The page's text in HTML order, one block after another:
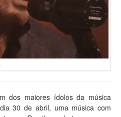
dos maiores ídolos da música
30 de abril, uma música com